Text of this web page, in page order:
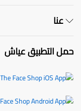
عنا
حمل التطبيق عياش